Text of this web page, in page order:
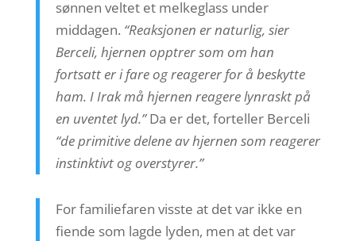
sønnen veltet et melkeglass under
middagen. “Reaksjonen er naturlig, sier
Berceli, hjernen opptrer som om han
fortsatt er i fare og reagerer for å beskytte
ham. I Irak må hjernen reagere lynraskt på
en uventet lyd.”Da er det, forteller Berceli
“de primitive delene av hjernen som reagerer
instinktivt og overstyrer.”
For familiefaren visste at det var ikke en
fiende som lagde lyden, men at det var